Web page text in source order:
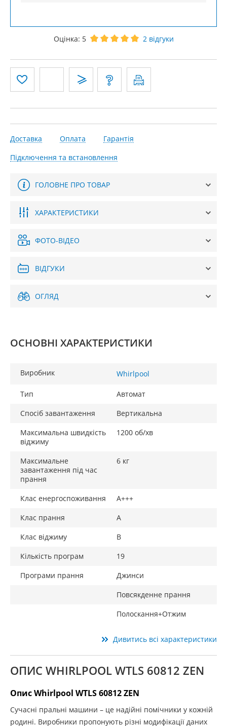
Оцінка: 5 2відгуки
Доставка Оплата
Гарантія
Підключення та встановлення
ГОЛОВНЕ ПРО ТОВАР
ХАРАКТЕРИСТИКИ
ФОТО-ВІДЕО
ВІДГУКИ
ОГЛЯД
ОСНОВНІ ХАРАКТЕРИСТИКИ
Виробник Whirlpool
Тип
Автомат
Спосіб завантаження
Вертикальна
Максимальна швидкість
віджиму
1200 об/хв
Максимальне
завантаження під час
прання
6 кг
Клас енергоспоживання
A+++
Клас прання
A
Клас віджиму
B
Кількість програм
19
Програми прання
Джинси
Повсякденне прання
Полоскання+Отжим
Дивитись всі характеристики
ОПИС WHIRLPOOL WTLS 60812 ZEN
Опис Whirlpool WTLS 60812 ZEN
Сучасні пральні машини – це надійні помічники у кожній
родині. Виробники пропонують різні модифікації даних